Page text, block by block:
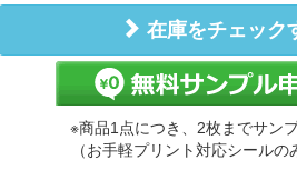
在庫をチェック
※商品1点につき、2枚までサン
（お手軽プリント対応シールの